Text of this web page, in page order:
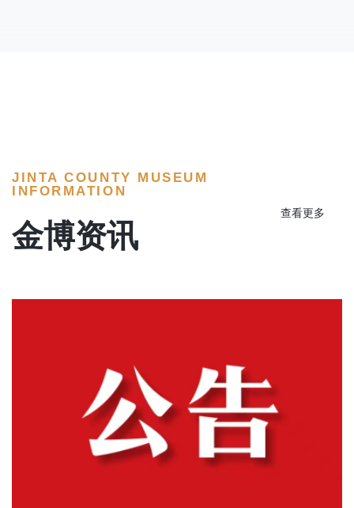
JINTA COUNTY MUSEUM
INFORMATION
金博资讯
查看更多